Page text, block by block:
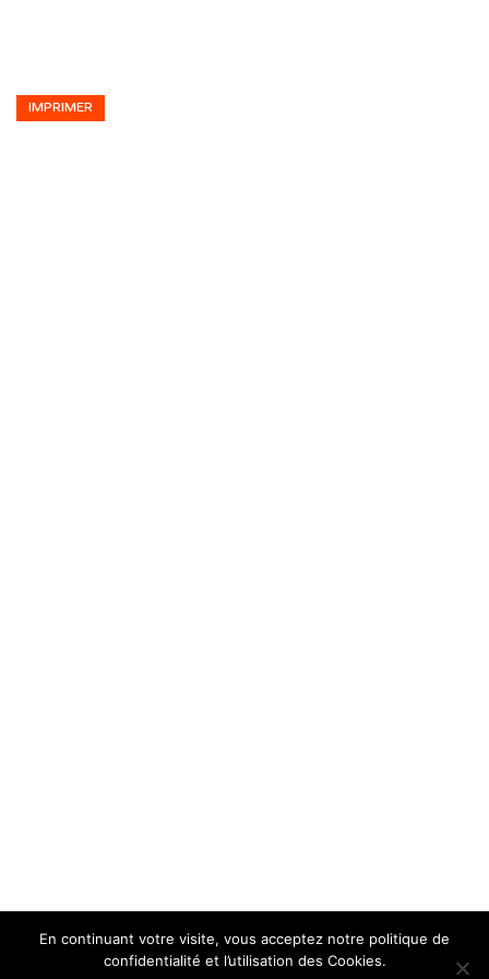
IMPRIMER
En continuant votre visite, vous acceptez notre politique de
confidentialité et l’utilisation des Cookies.